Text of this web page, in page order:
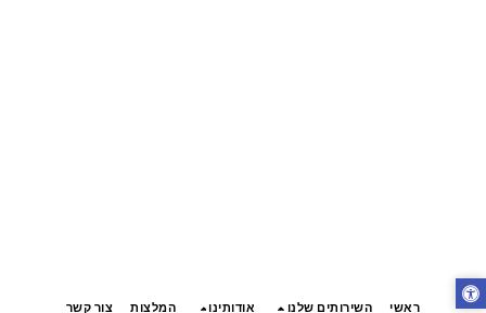
ראשי השירותים שלנו אודותינו המלצות צור קשר